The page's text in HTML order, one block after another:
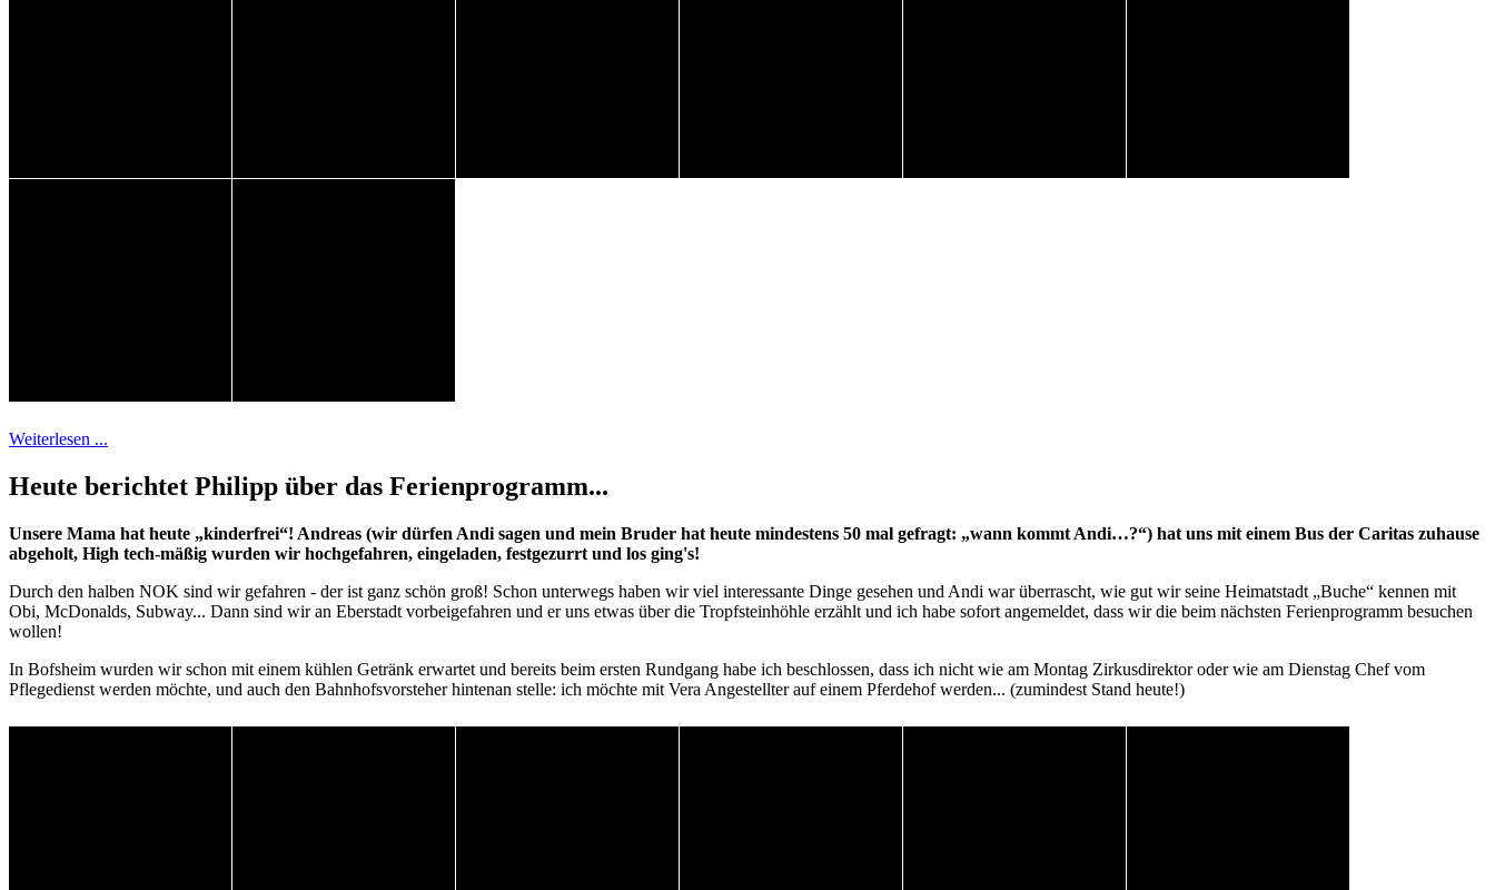
Weiterlesen ...
Heute berichtet Philipp über das Ferienprogramm...
Unsere Mama hat heute „kinderfrei“! Andreas (wir dürfen Andi sagen und mein Bruder hat heute mindestens 50 mal gefragt: „wann kommt Andi…?“) hat uns mit einem Bus der Caritas zuhause
abgeholt, High tech-mäßig wurden wir hochgefahren, eingeladen, festgezurrt und los ging's!
Durch den halben NOK sind wir gefahren - der ist ganz schön groß! Schon unterwegs haben wir viel interessante Dinge gesehen und Andi war überrascht, wie gut wir seine Heimatstadt „Buche“ kennen mit
Obi, McDonalds, Subway... Dann sind wir an Eberstadt vorbeigefahren und er uns etwas über die Tropfsteinhöhle erzählt und ich habe sofort angemeldet, dass wir die beim nächsten Ferienprogramm besuchen
wollen!
In Bofsheim wurden wir schon mit einem kühlen Getränk erwartet und bereits beim ersten Rundgang habe ich beschlossen, dass ich nicht wie am Montag Zirkusdirektor oder wie am Dienstag Chef vom
Pflegedienst werden möchte, und auch den Bahnhofsvorsteher hintenan stelle: ich möchte mit Vera Angestellter auf einem Pferdehof werden... (zumindest Stand heute!)